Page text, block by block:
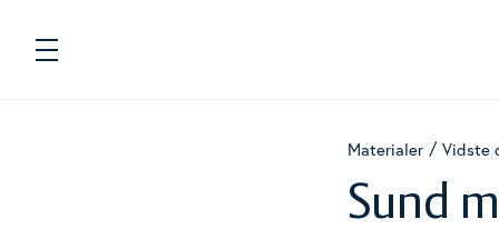
Navigation
Materialer Vidste
Sund